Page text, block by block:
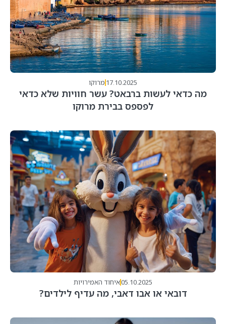
17.10.2025 מרוקו
מה כדאי לעשות ברבאט? עשר חוויות שלא כדאי
לפספס בבירת מרוקו
05.10.2025איחוד האמירויות
דובאי או אבו דאבי, מה עדיף לילדים?